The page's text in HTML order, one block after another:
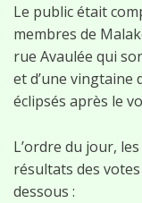
Le public était
membres de
rue Avaulée qui
et d’une vingtaine
éclipsés après le
L’ordre du jour,
résultats des
dessous :